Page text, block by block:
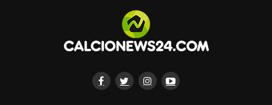
AVAR: PICCININI
PARMA – SASSUOLO h. 15.00